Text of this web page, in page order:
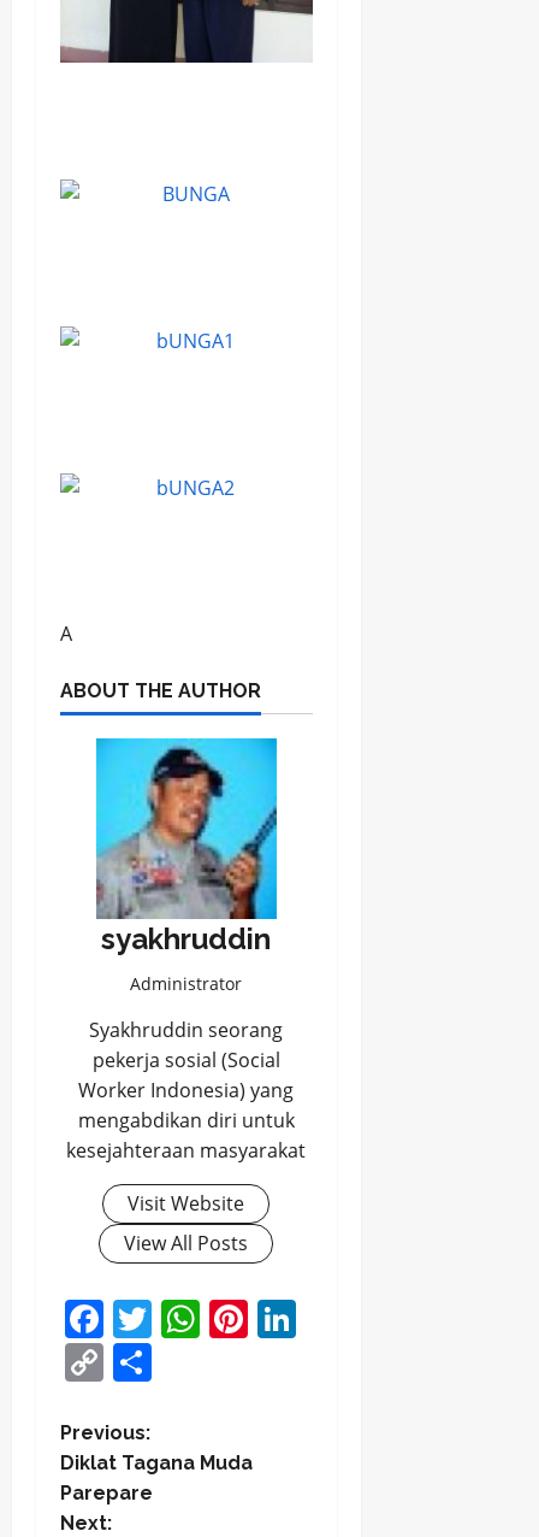
A
ABOUT THE AUTHOR
syakhruddin
Administrator
Syakhruddin seorang
pekerja sosial (Social
Worker Indonesia) yang
mengabdikan diri untuk
kesejahteraan masyarakat
Visit Website
View All Posts
Facebook
Twitter
WhatsApp
Pinterest
Copy
P
o
Previous:
Diklat Tagana Muda
Parepare
Next: